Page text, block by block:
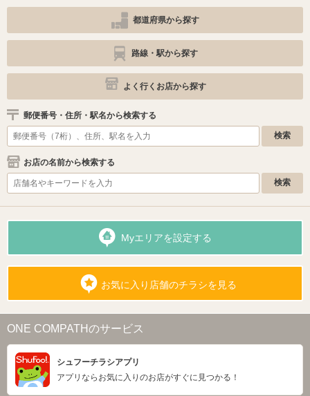
都道府県から探す
路線・駅から探す
よく行くお店から探す
郵便番号・住所・駅名から検索する
お店の名前から検索する
Myエリアを設定する
お気に入り店舗のチラシを見る
ONE COMPATHのサービス
シュフーチラシアプリ
アプリならお気に入りのお店がすぐに見つかる！